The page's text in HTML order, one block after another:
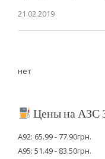
21.02.2019
нет
Цены на АЗС
А92: 65.99 - 77.90грн.
А95: 51.49 - 83.50грн.